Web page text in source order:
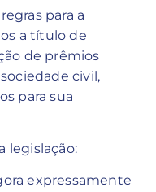
para a
a título de
de prêmios
civil,
para sua
legislação:
expressamente